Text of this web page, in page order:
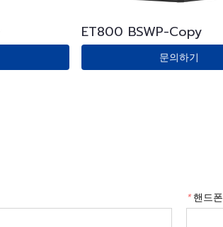
ET800 BSWP-Copy
문의하기
* 핸드폰